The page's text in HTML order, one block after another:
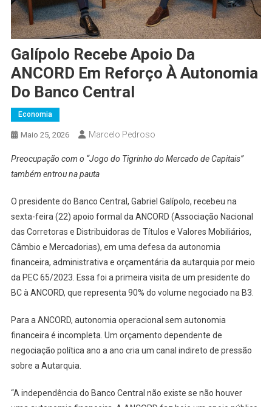
Galípolo Recebe Apoio Da
ANCORD Em Reforço À Autonomia
Do Banco Central
Economia
Maio 25, 2026 Marcelo Pedroso
Preocupação com o “Jogo do Tigrinho do Mercado de Capitais”
também entrou na pauta
O presidente do Banco Central, Gabriel Galípolo, recebeu na
sexta-feira (22) apoio formal da ANCORD (Associação Nacional
das Corretoras e Distribuidoras de Títulos e Valores Mobiliários,
Câmbio e Mercadorias), em uma defesa da autonomia
financeira, administrativa e orçamentária da autarquia por meio
da PEC 65/2023. Essa foi a primeira visita de um presidente do
BC à ANCORD, que representa 90% do volume negociado na B3.
Para a ANCORD, autonomia operacional sem autonomia
financeira é incompleta. Um orçamento dependente de
negociação política ano a ano cria um canal indireto de pressão
sobre a Autarquia.
“A independência do Banco Central não existe se não houver